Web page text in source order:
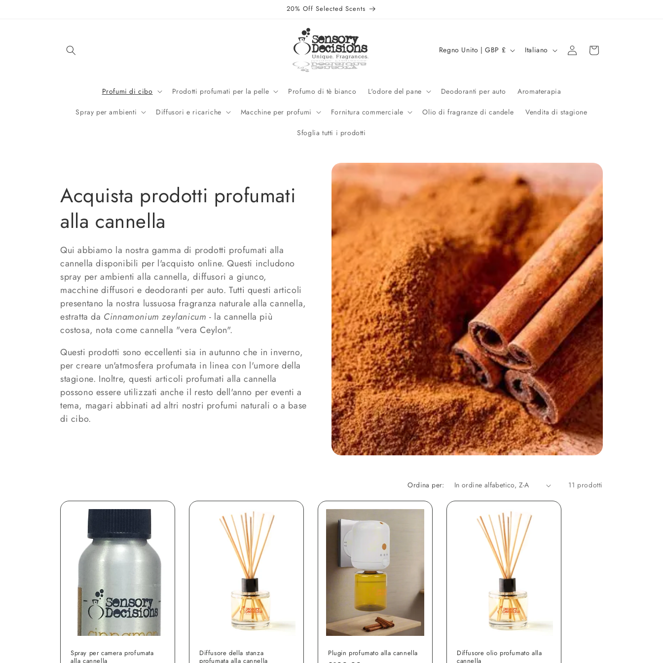
20% Off Selected Scents
Profumi di cibo Prodotti profumati per la pelle Profumo di tè bianco L'odore del pane Deodoranti per auto Aromaterapia
Spray per ambienti Diffusori e ricariche Macchine per profumi Fornitura commerciale Olio di fragranze di candele Vendita di stagione
Sfoglia tutti i prodotti
e
e
a
g
o
g
r
a
f
i
c
a
Regno Unito | GBP £
g
Italiano Accedi Carrello
C
o
l
l
e
z
i
o
n
e
Acquista prodotti profumati
alla cannella
Qui abbiamo la nostra gamma di prodotti profumati alla
cannella disponibili per l'acquisto online. Questi includono
spray per ambienti alla cannella, diffusori a giunco,
macchine diffusori e deodoranti per auto. Tutti questi articoli
presentano la nostra lussuosa fragranza naturale alla cannella,
estratta da Cinnamonium zeylanicum - la cannella più
costosa, nota come cannella "vera Ceylon".
Questi prodotti sono eccellenti sia in autunno che in inverno,
per creare un'atmosfera profumata in linea con l'umore della
stagione. Inoltre, questi articoli profumati alla cannella
possono essere utilizzati anche il resto dell'anno per eventi a
tema, magari abbinati ad altri nostri profumi naturali o a base
di cibo.
Ordina per: 11 prodotti
Spray per camera profumata
alla cannella
Diffusore della stanza
profumata alla cannella
Plugin profumato alla cannella
Diffusore olio profumato alla
cannella